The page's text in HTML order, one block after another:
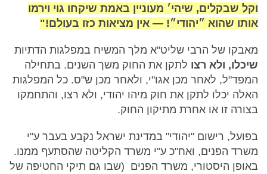
וקל שבקלים, שיהי׳ מעוניין באמת שיקחו גוי וירמו
אותו שהוא ״יהודי״! — אין מציאות כזו בעולם!"
מאבקו של הרבי שליט"א מלך המשיח במפלגות הדתיות
שיכלו, ולא רצו לתקן את החוק משך השנים. בתחילה
המפד"ל, לאחר מכן אגו"י, ולאחר מכן ש"ס. כל המפלגות
האלה יכלו לתקן את חוק מיהו יהודי, ולא רצו, והתחמקו
בצורה זו או אחרת מתיקון החוק.
בפועל, רישום "יהודי" במדינת ישראל נקבע בעבר ע"י
משרד הפנים, ואח"כ ע"י משרד הקליטה שהסתעף ממנו.
באופן היסטורי, משרד הפנים (שבו גם תיקי החטיפה של